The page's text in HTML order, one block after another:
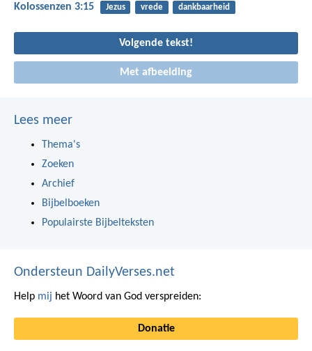
Kolossenzen 3:15 Jezus vrede dankbaarheid
Volgende tekst!
Met afbeelding
Lees meer
Thema's
Zoeken
Archief
Bijbelboeken
Populairste Bijbelteksten
Ondersteun DailyVerses.net
Help mij het Woord van God verspreiden:
Donatie